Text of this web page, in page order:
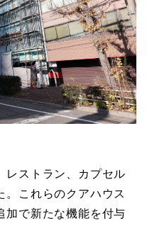
レストラン、カプセル
。これらのクアハウス
加で新たな機能を付与